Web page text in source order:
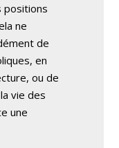
positions
ne
de
en
ou de
vie des
une